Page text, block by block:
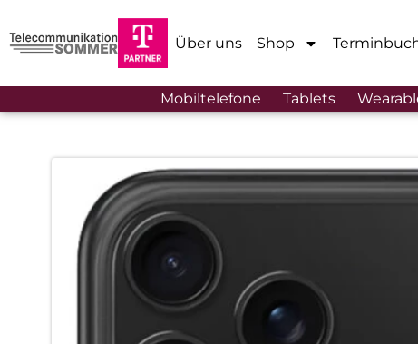
Über uns Shop
Mobiltelefone Tablets